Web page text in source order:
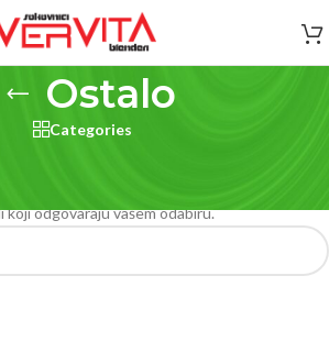
Ostalo
Categories
odgovaraju vašem odabiru.